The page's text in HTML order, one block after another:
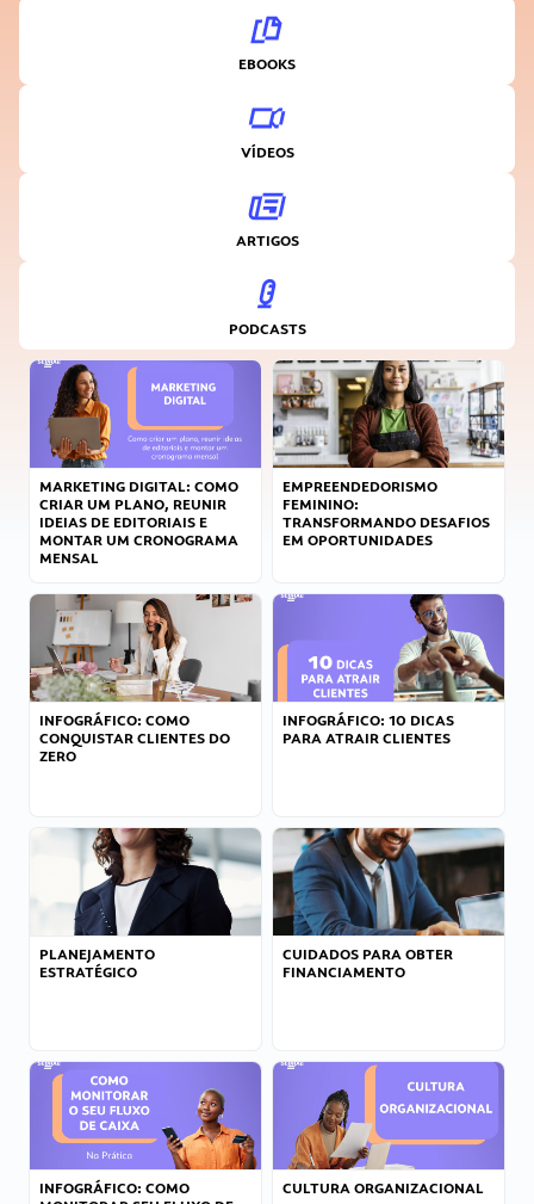
EBOOKS
VÍDEOS
ARTIGOS
PODCASTS
MARKETING DIGITAL: COMO
CRIAR UM PLANO, REUNIR
IDEIAS DE EDITORIAIS E
MONTAR UM CRONOGRAMA
MENSAL
EMPREENDEDORISMO
FEMININO:
TRANSFORMANDO DESAFIOS
EM OPORTUNIDADES
INFOGRÁFICO: COMO
CONQUISTAR CLIENTES DO
ZERO
INFOGRÁFICO: 10 DICAS
PARA ATRAIR CLIENTES
PLANEJAMENTO
ESTRATÉGICO
CUIDADOS PARA OBTER
FINANCIAMENTO
INFOGRÁFICO: COMO
CULTURA ORGANIZACIONAL